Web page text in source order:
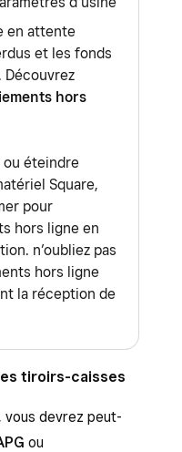
en attente
et les fonds
Découvrez
hors
ou éteindre
Square,
pour
hors ligne en
n’oubliez pas
hors ligne
la réception de
tiroirs-caisses
vous devrez peut-
ou